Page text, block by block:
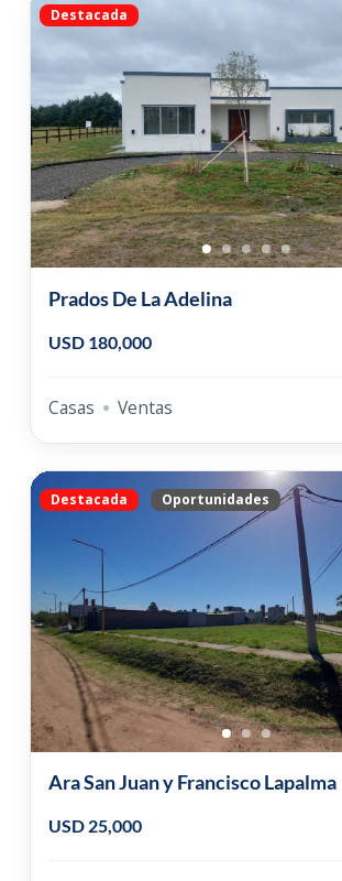
Destacada
Prados De La Adelina
USD 180,000
Casas Ventas
Destacada Oportunidades
Ara San Juan y Francisco Lapalma
USD 25,000